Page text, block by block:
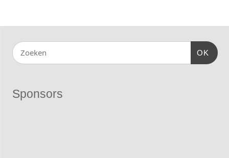
OK
Sponsors